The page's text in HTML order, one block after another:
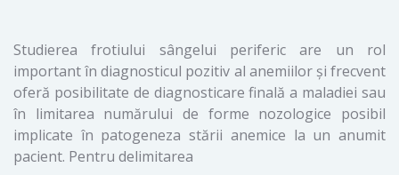
Studierea frotiului sângelui periferic are un rol
important în diagnosticul pozitiv al anemiilor şi frecvent
oferă posibilitate de diagnosticare finală a maladiei sau
în limitarea numărului de forme nozologice posibil
implicate în patogeneza stării anemice la un anumit
pacient. Pentru delimitarea